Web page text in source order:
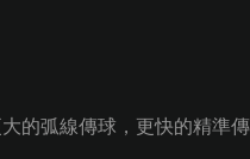
的弧線傳球，更快的精準